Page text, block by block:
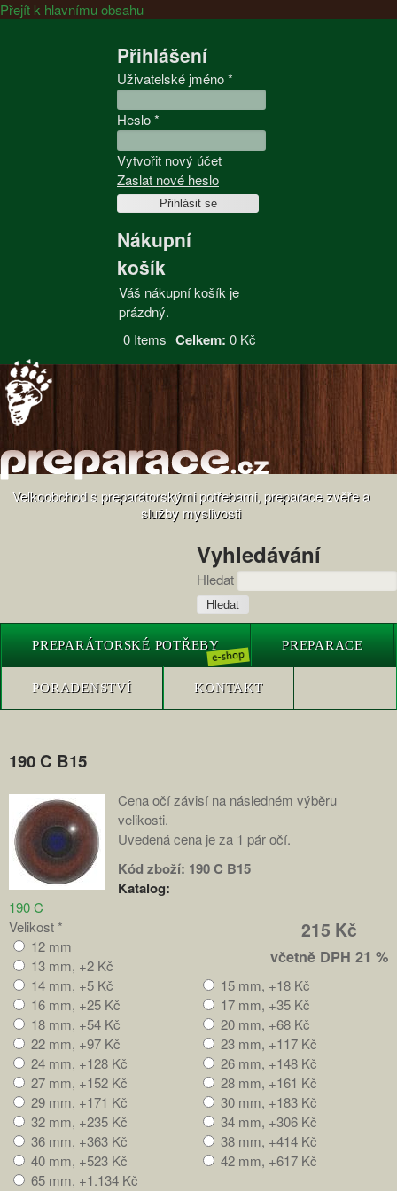
Přejít k hlavnímu obsahu
Přihlášení
Uživatelské jméno*
Heslo*
Vytvořit nový účet
Zaslat nové heslo
Nákupní
košík
Váš nákupní košík je
prázdný.
0 Items Celkem: 0 Kč
Velkoobchod s preparátorskými potřebami, preparace zvěře a
služby myslivosti
Vyhledávání
Hledat
PREPARÁTORSKÉ POTŘEBY PREPARACE
PORADENSTVÍ KONTAKT
190 C B15
Cena očí závisí na následném výběru
velikosti.
Uvedená cena je za 1 pár očí.
Kód zboží: 190 C B15
Katalog:
190 C
215 Kč
včetně DPH 21 %
Velikost*
12 mm
13 mm, +2 Kč
14 mm, +5 Kč
15 mm, +18 Kč
16 mm, +25 Kč
17 mm, +35 Kč
18 mm, +54 Kč
20 mm, +68 Kč
22 mm, +97 Kč
23 mm, +117 Kč
24 mm, +128 Kč
26 mm, +148 Kč
27 mm, +152 Kč
28 mm, +161 Kč
29 mm, +171 Kč
30 mm, +183 Kč
32 mm, +235 Kč
34 mm, +306 Kč
36 mm, +363 Kč
38 mm, +414 Kč
40 mm, +523 Kč
42 mm, +617 Kč
65 mm, +1.134 Kč